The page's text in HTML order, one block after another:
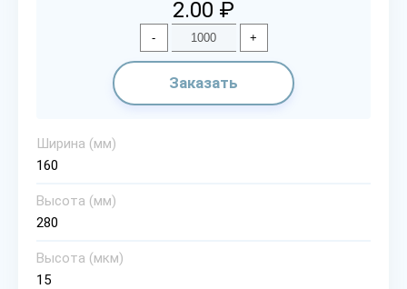
2.00 ₽
- +
Заказать
Ширина (мм)
160
Высота (мм)
280
Высота (мкм)
15